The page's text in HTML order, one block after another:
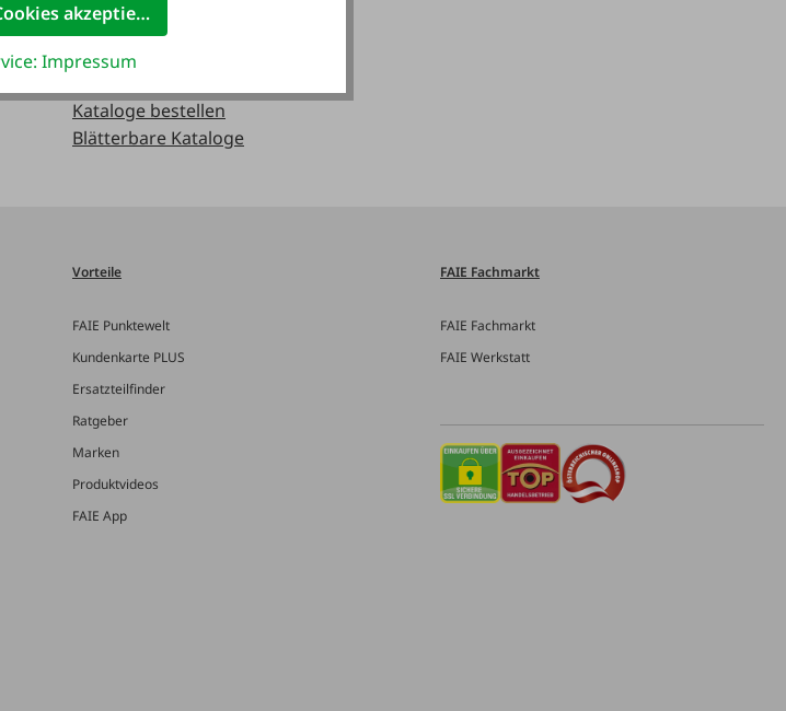
Kataloge bestellen
Blätterbare Kataloge
Vorteile
FAIE Punktewelt
Kundenkarte PLUS
Ersatzteilfinder
Ratgeber
Marken
Produktvideos
FAIE App
FAIE Fachmarkt
FAIE Fachmarkt
FAIE Werkstatt
akzeptieren
Impressum